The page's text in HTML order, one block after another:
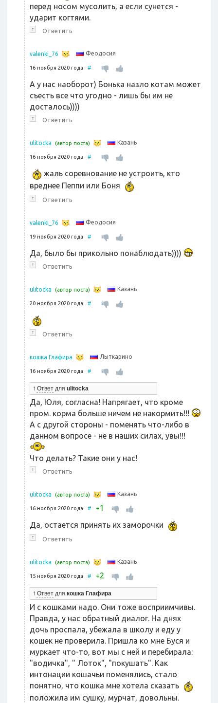
перед носом мусолить, а если сунется -
ударит когтями.
↑ Ответить
valenki_76 Феодосия
16 ноября 2020 года #
А у нас наоборот) Бонька назло котам может
съесть все что угодно - лишь бы им не
досталось))))
↑ Ответить
ulitocka (автор поста) Казань
16 ноября 2020 года #
жаль соревнование не устроить, кто
вреднее Пеппи или Боня
↑ Ответить
valenki_76 Феодосия
19 ноября 2020 года #
Да, было бы прикольно понаблюдать))))
↑ Ответить
ulitocka (автор поста) Казань
20 ноября 2020 года #
↑ Ответить
кошка Глафира Лыткарино
16 ноября 2020 года #
↑ Ответ для ulitocka
Да, Юля, согласна! Напрягает, что кроме
пром. корма больше ничем не накормить!!!
А с другой стороны - поменять что-либо в
данном вопросе - не в наших силах, увы!!!
Что делать? Такие они у нас!
↑ Ответить
ulitocka (автор поста) Казань
16 ноября 2020 года # +1
Да, остается принять их заморочки
↑ Ответить
ulitocka (автор поста) Казань
15 ноября 2020 года # +2
↑ Ответ для кошка Глафира
И с кошками надо. Они тоже восприимчивы.
Правда, у нас обратный диалог. На днях
дочь проспала, убежала в школу и еду у
кошек не проверила. Пришла ко мне Буся и
муркает что-то, вот мы с ней и перебирала:
"водичка", " Лоток", "покушать". Как
интонации кошачьи поменялись, стало
понятно, что кошка мне хотела сказать
положила им сушку, мурчат, довольны.